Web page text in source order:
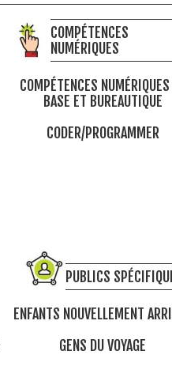
COMPÉTENCES
NUMÉRIQUES
COMPÉTENCES NUMÉRIQUES
BASE ET BUREAUTIQUE
CODER/PROGRAMMER
PUBLICS
ENFANTS NOUVELLEMENT
GENS DU VOYAGE